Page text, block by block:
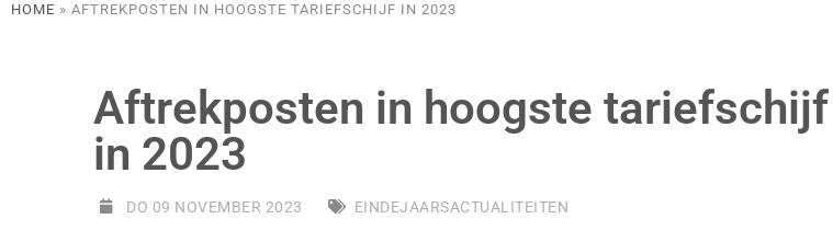
HOME » AFTREKPOSTEN IN HOOGSTE TARIEFSCHIJF IN 2023
Aftrekposten in hoogste tariefschijf
in 2023
DO 09 NOVEMBER 2023 EINDEJAARSACTUALITEITEN